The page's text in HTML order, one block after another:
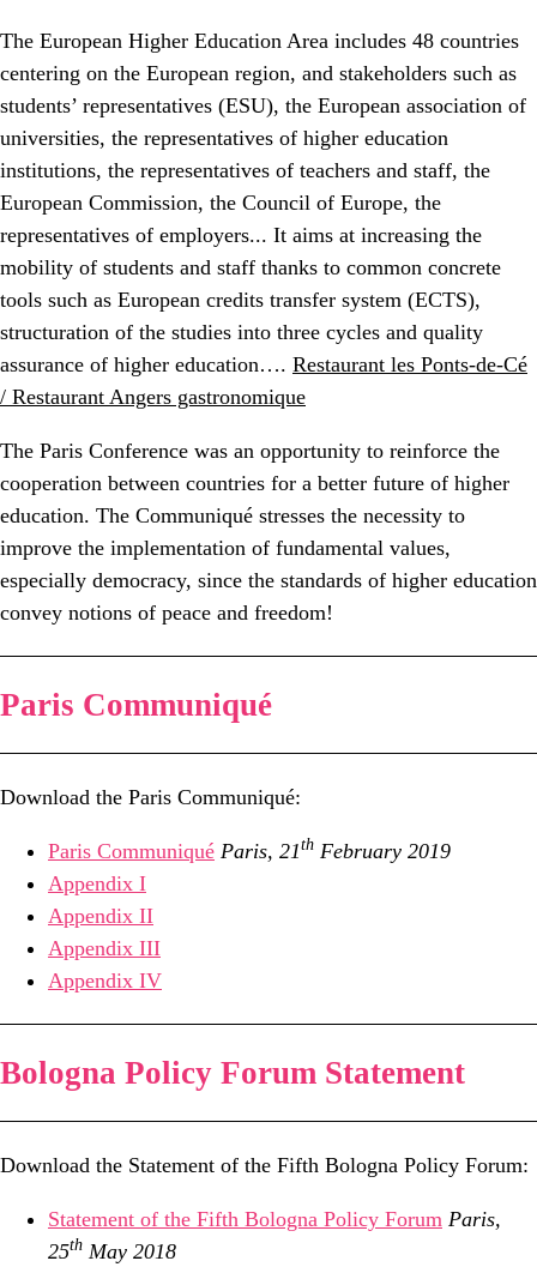
The European Higher Education Area includes 48 countries
centering on the European region, and stakeholders such as
students’ representatives (ESU), the European association of
universities, the representatives of higher education
institutions, the representatives of teachers and staff, the
European Commission, the Council of Europe, the
representatives of employers... It aims at increasing the
mobility of students and staff thanks to common concrete
tools such as European credits transfer system (ECTS),
structuration of the studies into three cycles and quality
assurance of higher education…. Restaurant les Ponts-de-Cé
/ Restaurant Angers gastronomique
The Paris Conference was an opportunity to reinforce the
cooperation between countries for a better future of higher
education. The Communiqué stresses the necessity to
improve the implementation of fundamental values,
especially democracy, since the standards of higher education
convey notions of peace and freedom!
Paris Communiqué
Download the Paris Communiqué:
Paris Communiqué Paris, 21th February 2019
Appendix I
Appendix II
Appendix III
Appendix IV
Bologna Policy Forum Statement
Download the Statement of the Fifth Bologna Policy Forum:
Statement of the Fifth Bologna Policy Forum Paris,
25th May 2018